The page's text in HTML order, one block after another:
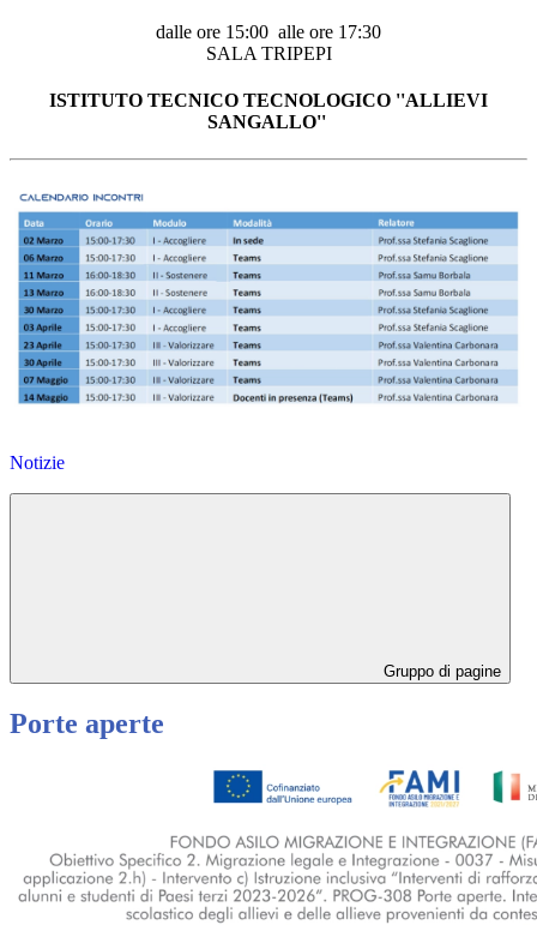
dalle ore 15:00 alle ore 17:30
SALA TRIPEPI
ISTITUTO TECNICO TECNOLOGICO ''ALLIEVI
SANGALLO''
Notizie
Gruppo di pagine
Porte aperte